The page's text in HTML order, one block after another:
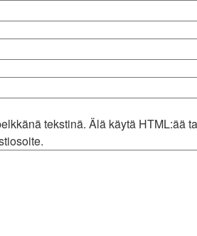
tekstinä. Älä käytä HTML:ää